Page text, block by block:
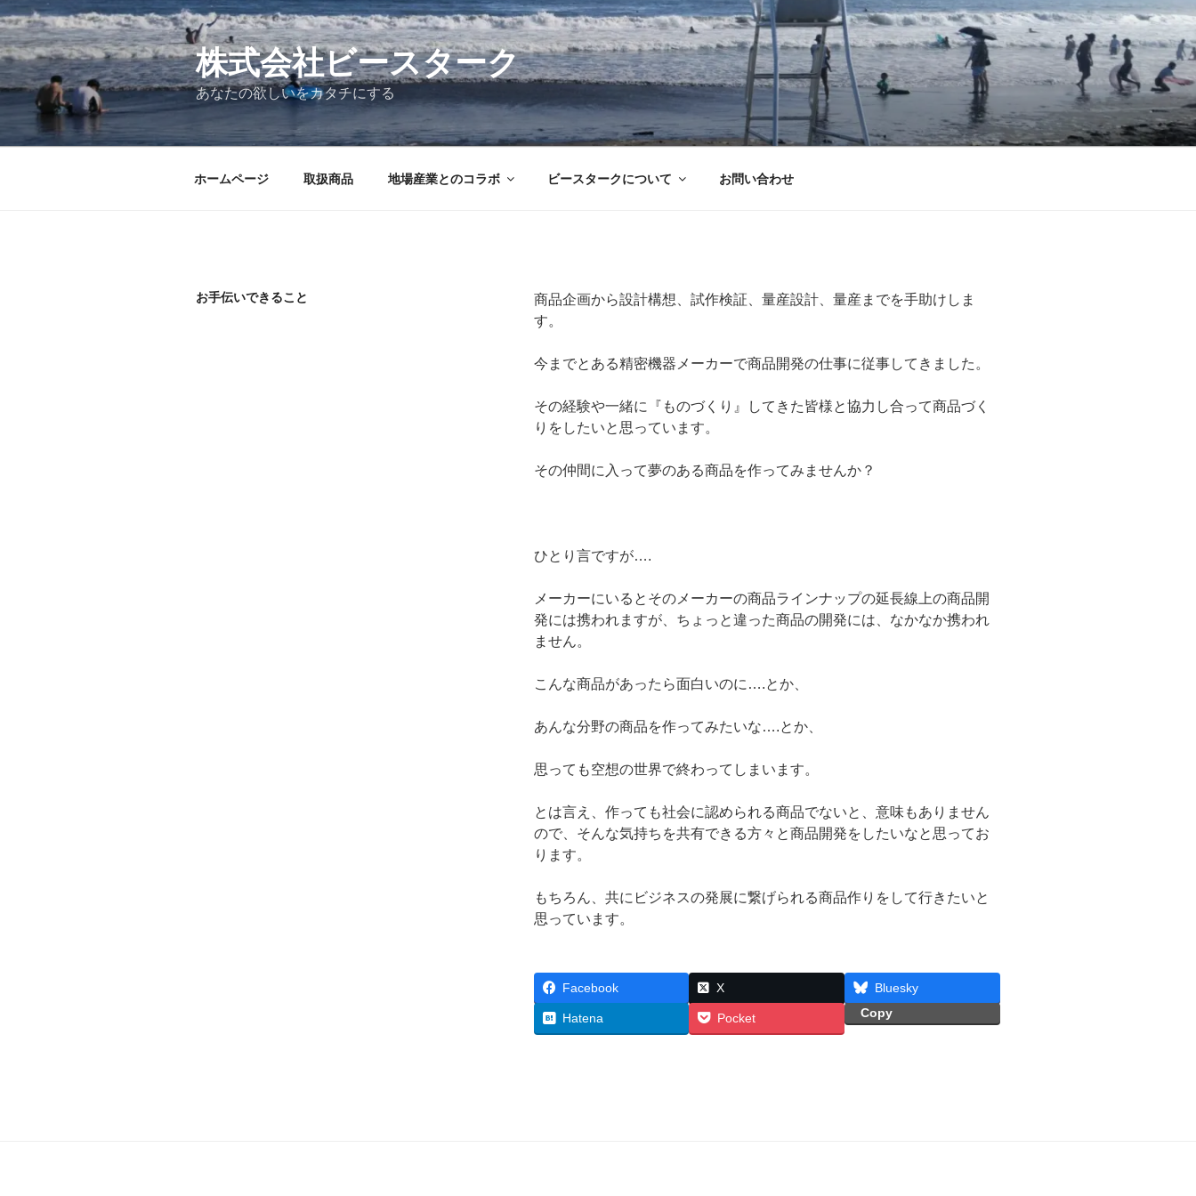
ン
テ
ン
ツ
株式会社ビースターク
あなたの欲しいをカタチにする
ホームページ 取扱商品 地場産業とのコラボ ビースタークについて お問い合わせ
お手伝いできること
商品企画から設計構想、試作検証、量産設計、量産までを手助けしま
す。
今までとある精密機器メーカーで商品開発の仕事に従事してきました。
その経験や一緒に『ものづくり』してきた皆様と協力し合って商品づく
りをしたいと思っています。
その仲間に入って夢のある商品を作ってみませんか？
ひとり言ですが….
メーカーにいるとそのメーカーの商品ラインナップの延長線上の商品開
発には携われますが、ちょっと違った商品の開発には、なかなか携われ
ません。
こんな商品があったら面白いのに….とか、
あんな分野の商品を作ってみたいな….とか、
思っても空想の世界で終わってしまいます。
とは言え、作っても社会に認められる商品でないと、意味もありません
ので、そんな気持ちを共有できる方々と商品開発をしたいなと思ってお
ります。
もちろん、共にビジネスの発展に繋げられる商品作りをして行きたいと
思っています。
Facebook X Bluesky
Hatena Pocket Copy